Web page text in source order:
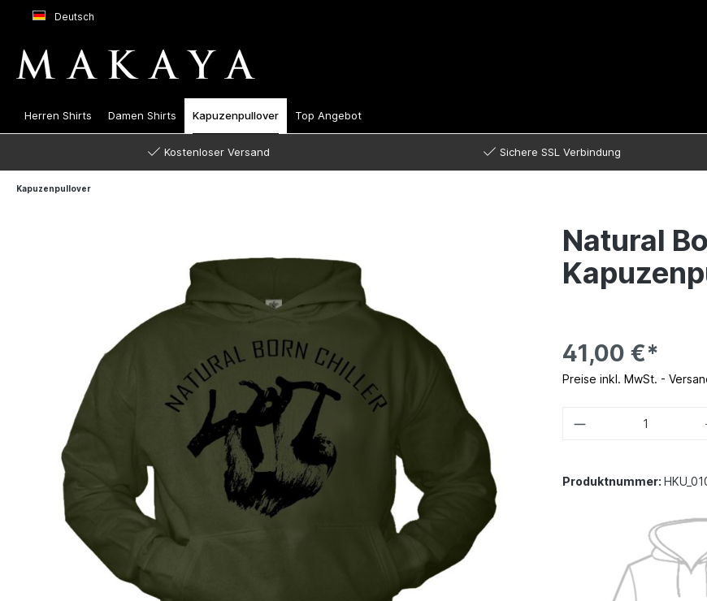
Deutsch
Herren Shirts Damen Shirts Kapuzenpullover Top Angebot
Kostenloser Versand Sichere SSL Verbindung
Kapuzenpullover
Natural
41,00 €*
Preise inkl. MwSt. -
Produktnummer: